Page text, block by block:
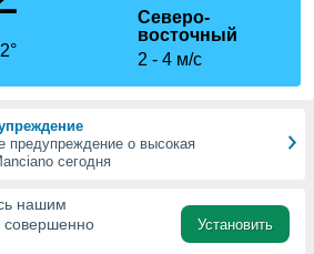
Северо-
восточный
2
4 м/с
предупреждение о высокая
сегодня
нашим
Установить